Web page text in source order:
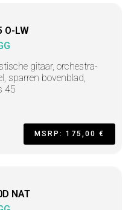
O-LW
gitaar, orchestra-
sparren bovenblad,
45
MSRP: 175,00 €
NAT